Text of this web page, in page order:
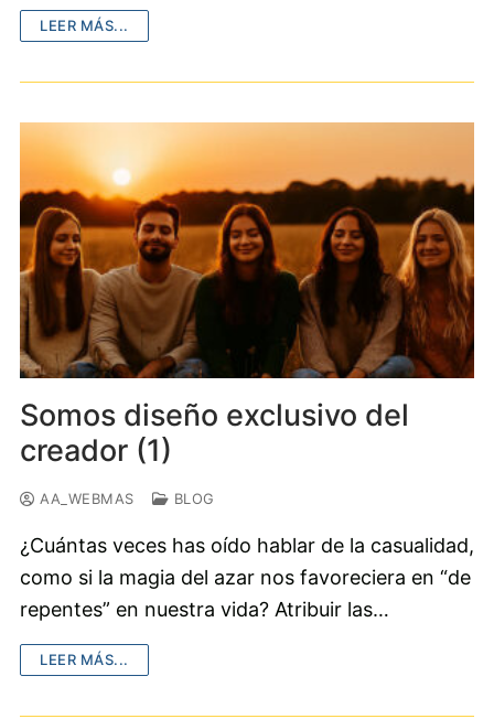
LEER MÁS...
Somos diseño exclusivo del
creador (1)
AA_WEBMAS BLOG
¿Cuántas veces has oído hablar de la casualidad,
como si la magia del azar nos favoreciera en “de
repentes” en nuestra vida? Atribuir las…
LEER MÁS...